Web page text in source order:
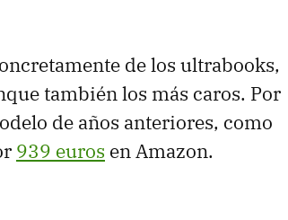
de los ultrabooks,
también los más caros. Por
de años anteriores, como
939 euros en Amazon.